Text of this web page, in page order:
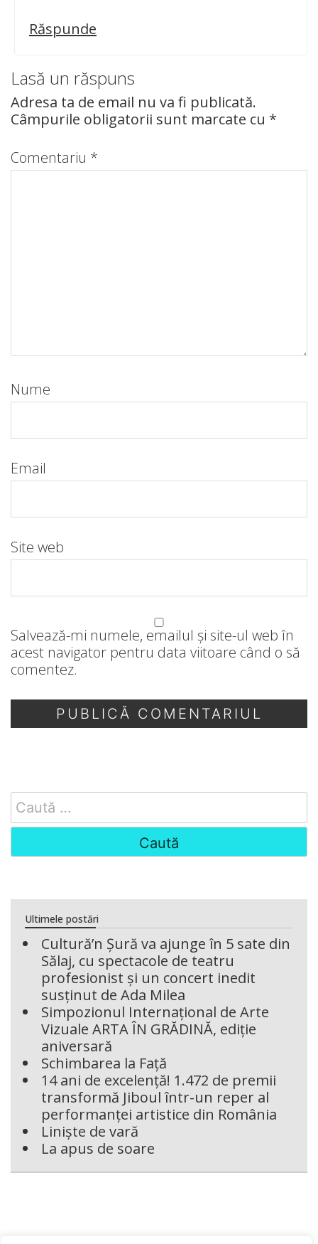
Răspunde
Lasă un răspuns
Adresa ta de email nu va fi publicată.
Câmpurile obligatorii sunt marcate cu *
Comentariu *
Nume
Email
Site web
Salvează-mi numele, emailul și site-ul web în
acest navigator pentru data viitoare când o să
comentez.
Search
for:
Ultimele postări
Cultură’n Șură va ajunge în 5 sate din
Sălaj, cu spectacole de teatru
profesionist și un concert inedit
susținut de Ada Milea
Simpozionul Internațional de Arte
Vizuale ARTA ÎN GRĂDINĂ, ediție
aniversară
Schimbarea la Față
14 ani de excelență! 1.472 de premii
transformă Jiboul într-un reper al
performanței artistice din România
Liniște de vară
La apus de soare